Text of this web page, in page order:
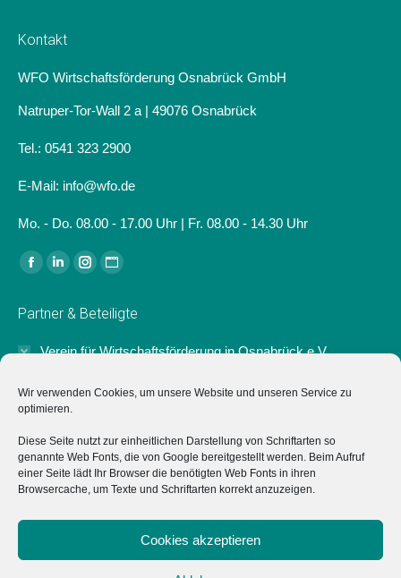
Wir verwenden Cookies, um unsere Website und unseren Service zu
optimieren.
Diese Seite nutzt zur einheitlichen Darstellung von Schriftarten so
genannte Web Fonts, die von Google bereitgestellt werden. Beim Aufruf
einer Seite lädt Ihr Browser die benötigten Web Fonts in ihren
Browsercache, um Texte und Schriftarten korrekt anzuzeigen.
Cookies akzeptieren
Kontakt
WFO Wirtschaftsförderung Osnabrück GmbH
Natruper-Tor-Wall 2 a | 49076 Osnabrück
Tel.: 0541 323 2900
E-Mail: info@wfo.de
Mo. - Do. 08.00 - 17.00 Uhr | Fr. 08.00 - 14.30 Uhr
Finden Sie uns auf:
Facebook
opens
in
window
Linkedin
opens
window
Instagram
opens
window
Website
opens
window
Partner & Beteiligte
Verein für Wirtschaftsförderung in Osnabrück e.V.
unterstützt das Projekt "Typisch Osnabrück" ideell sowie mit
Marketing Osnabrück GmbH
Impressum